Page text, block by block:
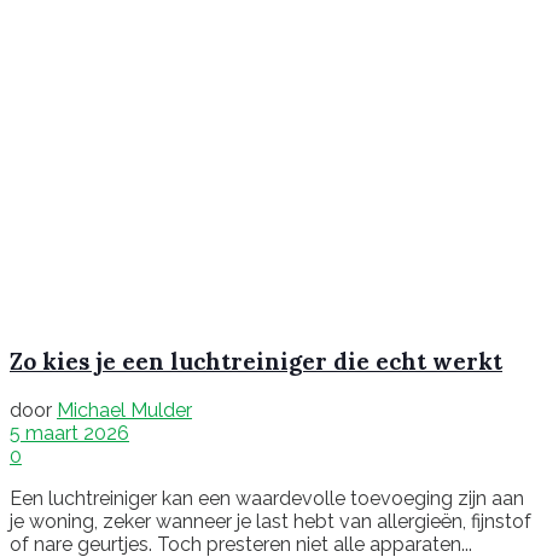
Zo kies je een luchtreiniger die echt werkt
door Michael Mulder
5 maart 2026
0
Een luchtreiniger kan een waardevolle toevoeging zijn aan
je woning, zeker wanneer je last hebt van allergieën, fijnstof
of nare geurtjes. Toch presteren niet alle apparaten...